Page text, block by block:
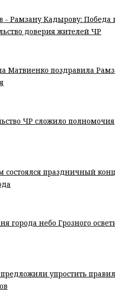
- Рамзану Кадырову: Победа
доверия жителей ЧР
Матвиенко поздравила
ЧР сложило полномочия
состоялся праздничный
города небо Грозного
упростить